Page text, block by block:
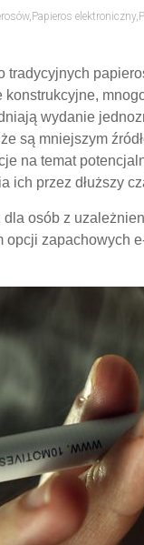
, Papieros elektroniczny,
tradycyjnych
wydanie
są mniejszym
na temat
ich przez dłuższy
osób z
zapachowych